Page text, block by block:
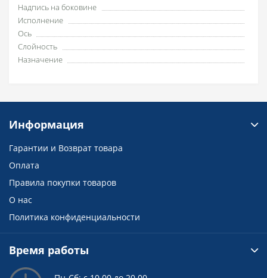
Надпись на боковине
Исполнение
Ось
Слойность
Назначение
Информация
Гарантии и Возврат товара
Оплата
Правила покупки товаров
О нас
Политика конфиденциальности
Время работы